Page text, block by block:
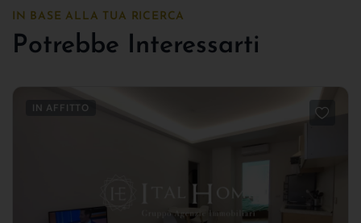
IN BASE ALLA TUA RICERCA
Potrebbe Interessarti
IN AFFITTO